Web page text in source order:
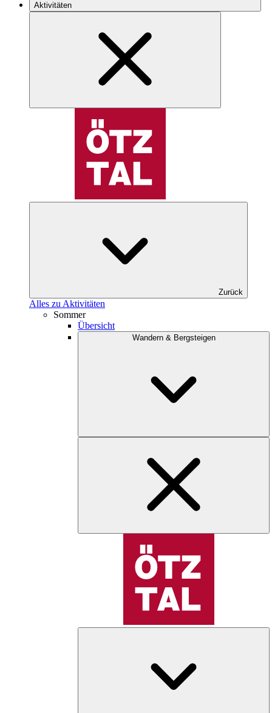
Aktivitäten
Zurück
Alles zu Aktivitäten
Sommer
Übersicht
Wandern & Bergsteigen